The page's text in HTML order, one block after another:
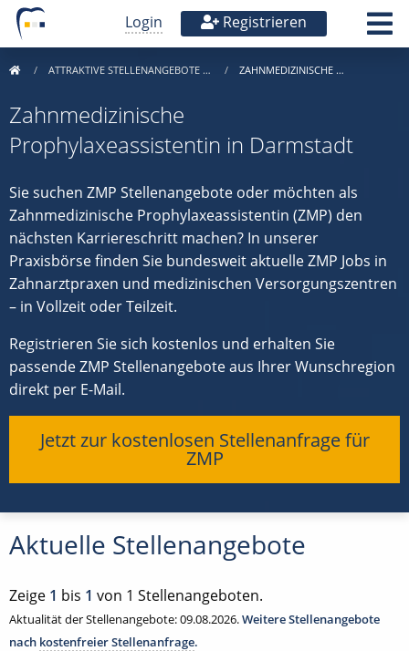
Login Registrieren
ATTRAKTIVE STELLENANGEBOTE … ZAHNMEDIZINISCHE …
Zahnmedizinische
Prophylaxeassistentin in Darmstadt
Sie suchen ZMP Stellenangebote oder möchten als
Zahnmedizinische Prophylaxeassistentin (ZMP) den
nächsten Karriereschritt machen? In unserer
Praxisbörse finden Sie bundesweit aktuelle ZMP Jobs in
Zahnarztpraxen und medizinischen Versorgungszentren
– in Vollzeit oder Teilzeit.
Registrieren Sie sich kostenlos und erhalten Sie
passende ZMP Stellenangebote aus Ihrer Wunschregion
direkt per E-Mail.
Jetzt zur kostenlosen Stellenanfrage für
ZMP
Aktuelle Stellenangebote
Zeige 1 bis 1 von 1 Stellenangeboten.
Aktualität der Stellenangebote: 09.08.2026.Weitere Stellenangebote
nach kostenfreier Stellenanfrage.